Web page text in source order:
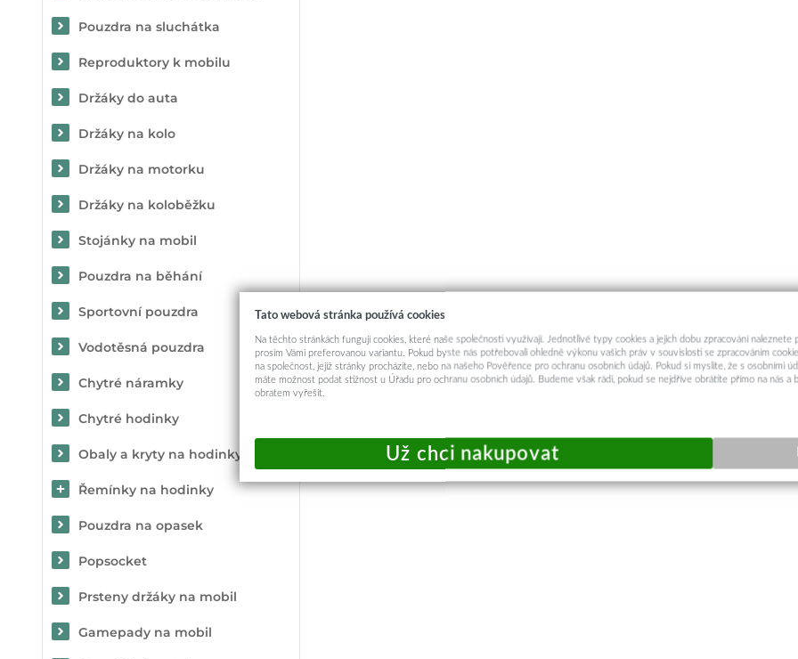
Pouzdra na sluchátka
Reproduktory k mobilu
Držáky do auta
Držáky na kolo
Držáky na motorku
Držáky na koloběžku
Stojánky na mobil
Pouzdra na běhání
Sportovní pouzdra
Vodotěsná pouzdra
Chytré náramky
Chytré hodinky
Obaly a kryty na hodinky
Řemínky na hodinky
Pouzdra na opasek
Popsocket
Prsteny držáky na mobil
Gamepady na mobil
Tato webová stránka používá cookies
Na těchto stránkách fungují cookies, které naše společnosti využívají. Jednotlivé typy cookies a jejich dobu zpracování naleznete
prosím Vámi preferovanou variantu. Pokud byste nás potřebovali ohledně výkonu vašich práv v souvislosti se zpracováním
na společnost, jejíž stránky procházíte, nebo na našeho Pověřence pro ochranu osobních údajů. Pokud si myslíte, že s osobními
máte možnost podat stížnost u Úřadu pro ochranu osobních údajů. Budeme však rádi, pokud se nejdříve obrátíte přímo na nás a
obratem vyřešit.